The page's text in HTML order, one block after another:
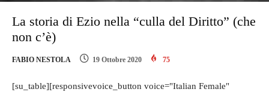
La storia di Ezio nella “culla del Diritto” (che
non c’è)
FABIO NESTOLA 19 Ottobre 2020 75
[su_table][responsivevoice_button voice="Italian Female"